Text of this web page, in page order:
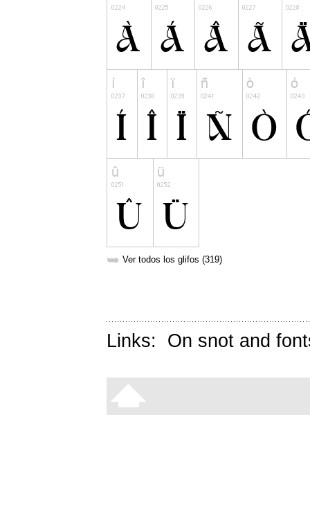
➥ Ver todos los glifos (319)
Links: On snot and